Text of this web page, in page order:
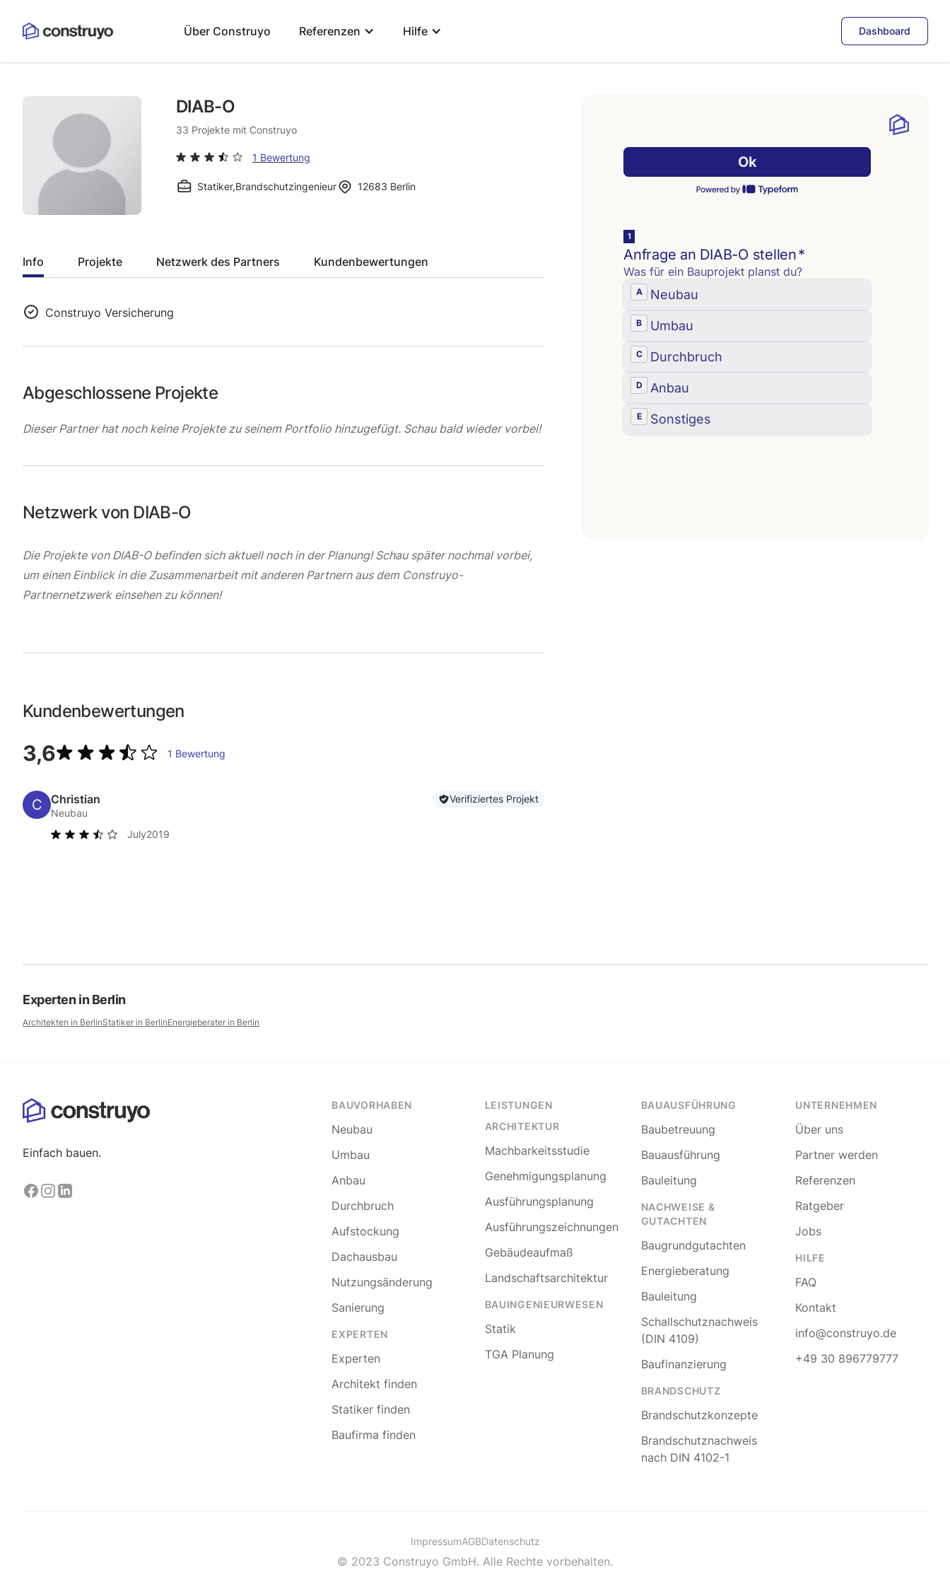
Über Construyo Referenzen Hilfe Dashboard
DIAB-O
33 Projekte mit Construyo
1 Bewertung
Statiker,Brandschutzingenieur 12683 Berlin
Info Projekte Netzwerk des Partners Kundenbewertungen
Construyo Versicherung
Abgeschlossene Projekte
Dieser Partner hat noch keine Projekte zu seinem Portfolio hinzugefügt. Schau bald wieder vorbei!
Netzwerk von DIAB-O
Die Projekte von DIAB-O befinden sich aktuell noch in der Planung! Schau später nochmal vorbei,
um einen Einblick in die Zusammenarbeit mit anderen Partnern aus dem Construyo-
Partnernetzwerk einsehen zu können!
Kundenbewertungen
3,6 1 Bewertung
Christian
Verifiziertes Projekt
Neubau
July2019
Experten inBerlin
Architekten in BerlinStatiker in BerlinEnergieberater in Berlin
Einfach bauen.
BAUVORHABEN
Neubau
Umbau
Anbau
Durchbruch
Aufstockung
Dachausbau
Nutzungsänderung
Sanierung
EXPERTEN
Experten
Architekt finden
Statiker finden
Baufirma finden
LEISTUNGEN
ARCHITEKTUR
Machbarkeitsstudie
Genehmigungsplanung
Ausführungsplanung
Ausführungszeichnungen
Gebäudeaufmaß
Landschaftsarchitektur
BAUINGENIEURWESEN
Statik
TGA Planung
BAUAUSFÜHRUNG
Baubetreuung
Bauausführung
Bauleitung
NACHWEISE &
GUTACHTEN
Baugrundgutachten
Energieberatung
Bauleitung
Schallschutznachweis
(DIN 4109)
Baufinanzierung
BRANDSCHUTZ
Brandschutzkonzepte
Brandschutznachweis
nach DIN 4102-1
UNTERNEHMEN
Über uns
Partner werden
Referenzen
Ratgeber
Jobs
HILFE
FAQ
Kontakt
info@construyo.de
+49 30 896779777
ImpressumAGBDatenschutz
© 2023 Construyo GmbH. Alle Rechte vorbehalten.